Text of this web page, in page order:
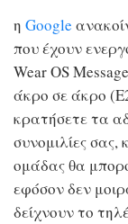
η Google
που έχουν
Wear OS
άκρο σε άκρο
κρατήσετε τα
συνομιλίες σας,
ομάδας θα
εφόσον δεν
δείχνουν το